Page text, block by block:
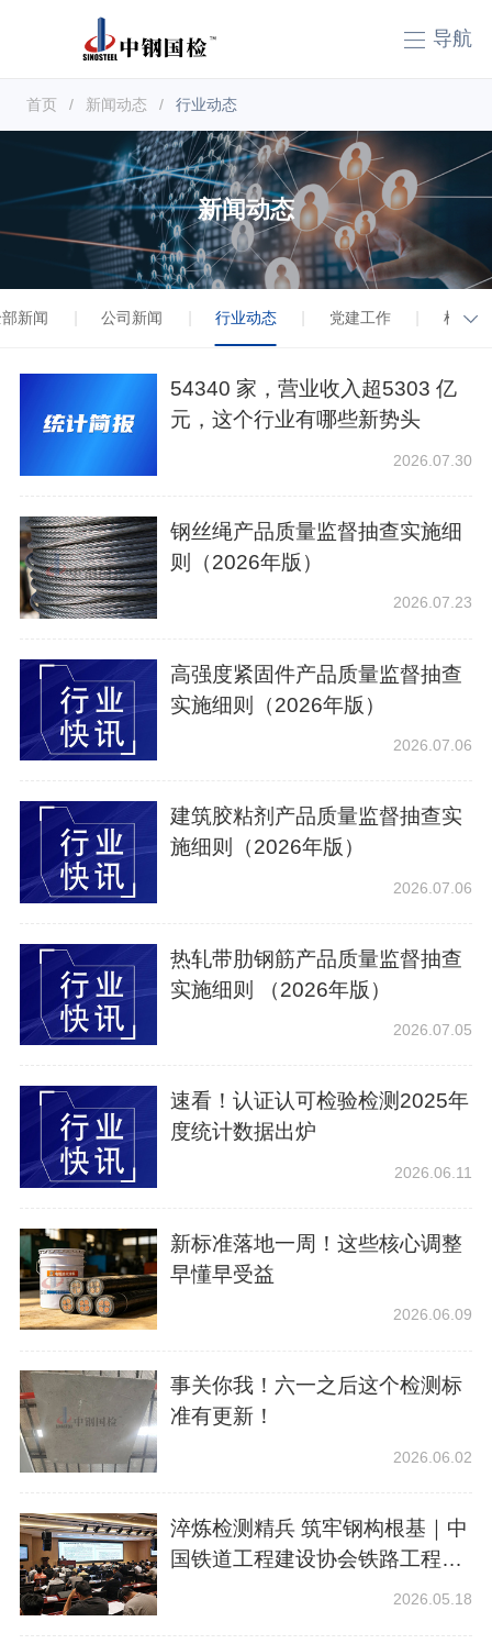
导航
首页 / 新闻动态 / 行业动态
新闻动态
|
新闻
|
公司新闻 行业动态 党建工作 检测
54340 家，营业收入超5303 亿
元，这个行业有哪些新势头
2026.07.30
钢丝绳产品质量监督抽查实施细
则（2026年版）
2026.07.23
高强度紧固件产品质量监督抽查
实施细则（2026年版）
2026.07.06
建筑胶粘剂产品质量监督抽查实
施细则（2026年版）
2026.07.06
热轧带肋钢筋产品质量监督抽查
实施细则 （2026年版）
2026.07.05
速看！认证认可检验检测2025年
度统计数据出炉
2026.06.11
新标准落地一周！这些核心调整
早懂早受益
2026.06.09
事关你我！六一之后这个检测标
准有更新！
2026.06.02
淬炼检测精兵 筑牢钢构根基｜中
国铁道工程建设协会铁路工程试
验检测人员钢结构培训圆满落幕
2026.05.18